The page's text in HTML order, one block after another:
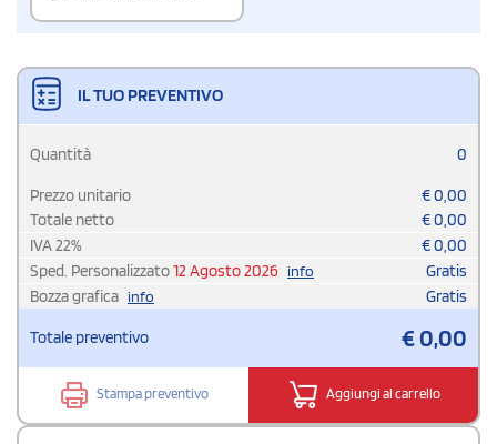
IL TUO PREVENTIVO
Quantità 0
Prezzo unitario €0,00
Totale netto
€0,00
IVA22% €0,00
Sped. Personalizzato12 Agosto 2026 info
Gratis
Bozza grafica info Gratis
Totale preventivo €0,00
Stampa preventivo Aggiungi al carrello